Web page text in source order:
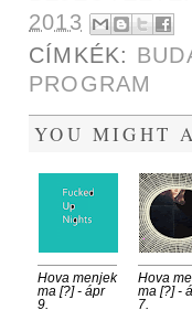
2013
CÍMKÉK:
PROGRAM
YOU MIGHT
Hova menjek
ma [?] - ápr
9.
Hova
ma [?] -
7.